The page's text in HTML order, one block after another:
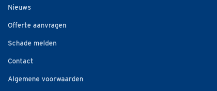
Nieuws
Offerte aanvragen
Schade melden
Contact
Algemene voorwaarden